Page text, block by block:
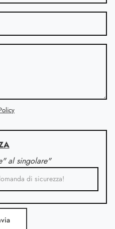
al singolare"